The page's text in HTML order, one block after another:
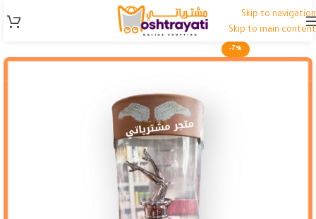
Skip to navigation
Skip to main content
-7%